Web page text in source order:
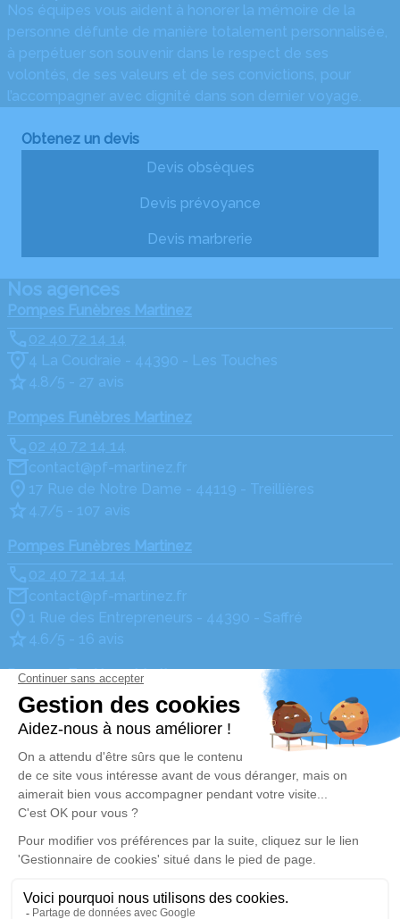
Nos équipes vous aident à honorer la mémoire de la
personne défunte de manière totalement personnalisée,
à perpétuer son souvenir dans le respect de ses
volontés, de ses valeurs et de ses convictions, pour
l’accompagner avec dignité dans son dernier voyage.
Obtenez un devis
Devis obsèques
Devis prévoyance
Devis marbrerie
Nos agences
Pompes Funèbres Martinez
02 40 72 14 14
4 La Coudraie - 44390 - Les Touches
4.8/5 - 27 avis
Pompes Funèbres Martinez
02 40 72 14 14
contact@pf-martinez.fr
17 Rue de Notre Dame - 44119 - Treillières
4.7/5 - 107 avis
Pompes Funèbres Martinez
02 40 72 14 14
contact@pf-martinez.fr
1 Rue des Entrepreneurs - 44390 - Saffré
4.6/5 - 16 avis
Pompes Funèbres Martinez
02 40 72 14 14
contact@pf-martinez.fr
1, Avenue des Fauvettes - 44390 - Nort-sur-Erdre
4.8/5 - 129 avis
Nos Services
Organiser des obsèques2
Monuments funéraires2
Services aux familles
Liens utiles
Avis de décès
Demande de rendez-vous
en agence
Politique de traitement des données personnelles